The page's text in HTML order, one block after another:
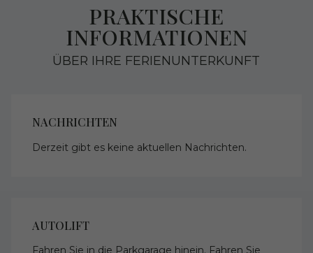
PRAKTISCHE
INFORMATIONEN
ÜBER IHRE FERIENUNTERKUNFT
NACHRICHTEN
Derzeit gibt es keine aktuellen Nachrichten.
AUTOLIFT
Fahren Sie in die Parkgarage hinein. Fahren Sie